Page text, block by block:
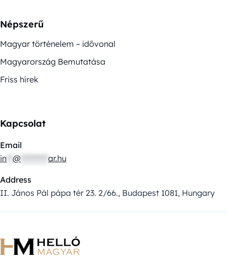
Népszerű
Magyar történelem – idővonal
Magyarország Bemutatása
Friss hírek
Kapcsolat
Email
in @ ar.hu
Address
II. János Pál pápa tér 23. 2/66., Budapest 1081, Hungary